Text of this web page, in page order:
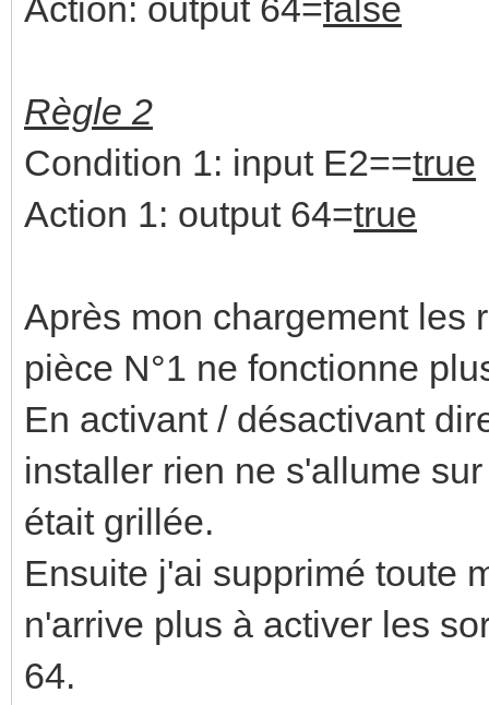
Action: output 64=false
Règle 2
Condition 1: input E2==true
Action 1: output 64=true
Après mon chargement les
pièce N°1 ne fonctionne
En activant / désactivant
installer rien ne s'allume
était grillée.
Ensuite j'ai supprimé toute
n'arrive plus à activer les
64.